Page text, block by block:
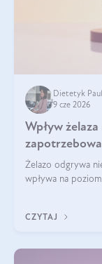
Dietetyk
9 cze 2026
Wpływ
Żelazo odgrywa
wpływa na
zawrotów głowy
CZYTAJ